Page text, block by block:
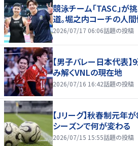
競泳チーム「TASC」が
道。堀之内コーチの人
2026/07/17 06:06話題の投稿
【男子バレー日本代表
み解くVNLの現在地
2026/07/16 16:42話題の投稿
【Jリーグ】秋春制元年
シーズンで何が変わる
2026/07/15 15:55話題の投稿